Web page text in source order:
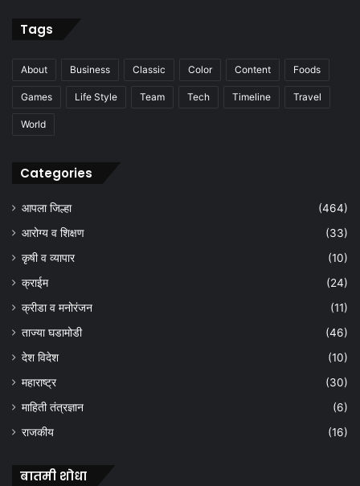
Tags
About Business Classic Color Content Foods
Games Life Style Team Tech Timeline Travel
World
Categories
आपला जिल्हा
(464)
आरोग्य व शिक्षण
(33)
कृषी व व्यापार
(10)
क्राईम
(24)
क्रीडा व मनोरंजन
(11)
ताज्या घडामोडी
(46)
देश विदेश
(10)
महाराष्ट्र
(30)
माहिती तंत्रज्ञान
(6)
राजकीय
(16)
बातमी शोधा